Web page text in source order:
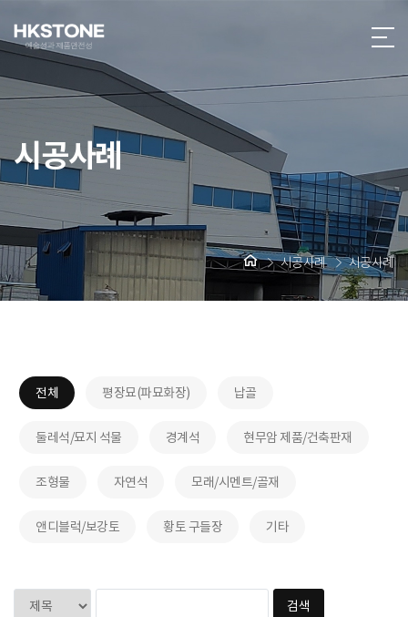
시공사례
시공사례 시공사례
전체 평장묘(파묘화장) 납골
둘레석/묘지 석물 경계석 현무암 제품/건축판재
조형물 자연석 모래/시멘트/골재
앤디블럭/보강토 황토 구들장 기타